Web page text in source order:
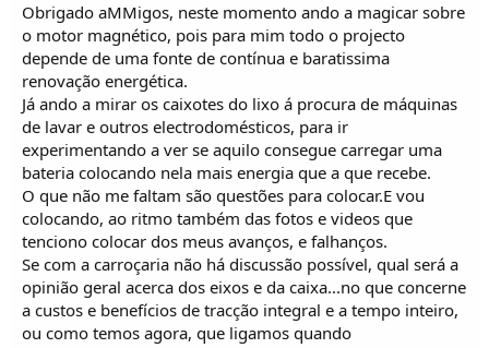
Obrigado aMMigos, neste momento ando a magicar sobre
o motor magnético, pois para mim todo o projecto
depende de uma fonte de contínua e baratissima
renovação energética.
Já ando a mirar os caixotes do lixo á procura de máquinas
de lavar e outros electrodomésticos, para ir
experimentando a ver se aquilo consegue carregar uma
bateria colocando nela mais energia que a que recebe.
O que não me faltam são questões para colocar.E vou
colocando, ao ritmo também das fotos e videos que
tenciono colocar dos meus avanços, e falhanços.
Se com a carroçaria não há discussão possível, qual será a
opinião geral acerca dos eixos e da caixa...no que concerne
a custos e benefícios de tracção integral e a tempo inteiro,
ou como temos agora, que ligamos quando